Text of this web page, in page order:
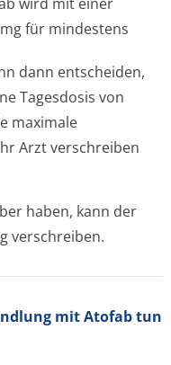
für mindestens
dann entscheiden,
Tagesdosis von
maximale
Arzt verschreiben
haben, kann der
verschreiben.
mit Atofab tun